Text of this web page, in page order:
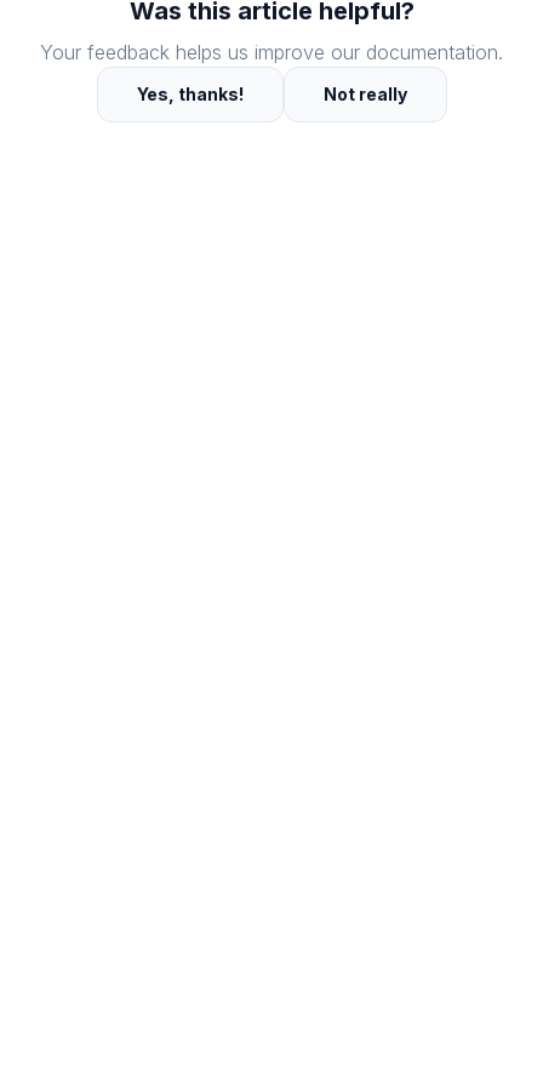
Was this article helpful?
Your feedback helps us improve our documentation.
Yes, thanks! Not really